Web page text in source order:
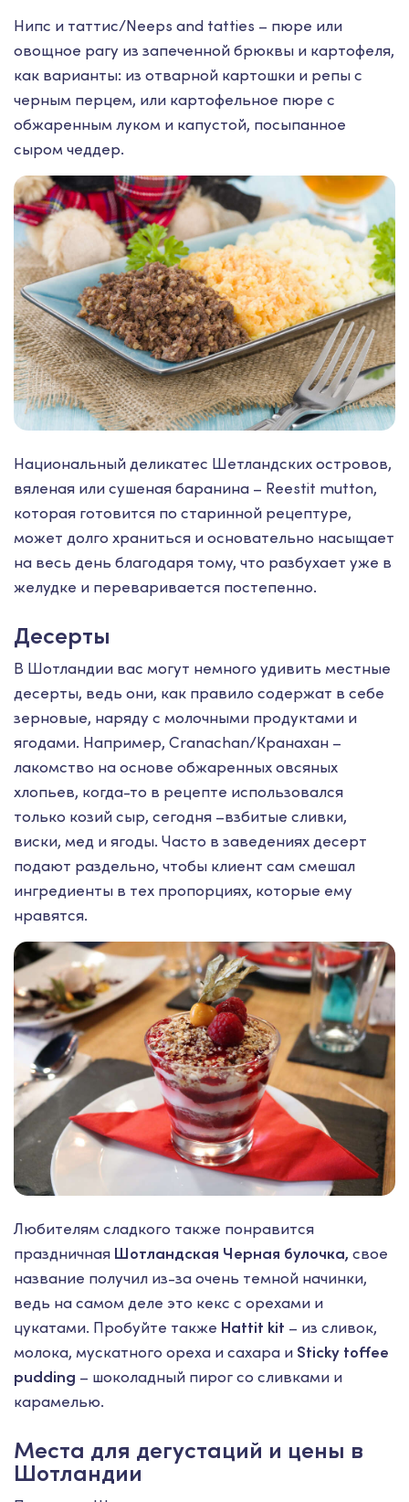
Нипс и таттис/Neeps and tatties – пюре или
овощное рагу из запеченной брюквы и картофеля,
как варианты: из отварной картошки и репы с
черным перцем, или картофельное пюре с
обжаренным луком и капустой, посыпанное
сыром чеддер.
Национальный деликатес Шетландских островов,
вяленая или сушеная баранина – Reestit mutton,
которая готовится по старинной рецептуре,
может долго храниться и основательно насыщает
на весь день благодаря тому, что разбухает уже в
желудке и переваривается постепенно.
Десерты
В Шотландии вас могут немного удивить местные
десерты, ведь они, как правило содержат в себе
зерновые, наряду с молочными продуктами и
ягодами. Например, Cranachan/Кранахан –
лакомство на основе обжаренных овсяных
хлопьев, когда-то в рецепте использовался
только козий сыр, сегодня –взбитые сливки,
виски, мед и ягоды. Часто в заведениях десерт
подают раздельно, чтобы клиент сам смешал
ингредиенты в тех пропорциях, которые ему
нравятся.
Любителям сладкого также понравится
праздничная Шотландская Черная булочка, свое
название получил из-за очень темной начинки,
ведь на самом деле это кекс с орехами и
цукатами. Пробуйте также Hattit kit – из сливок,
молока, мускатного ореха и сахара и Sticky toffee
pudding – шоколадный пирог со сливками и
карамелью.
Места для дегустаций и цены в
Шотландии